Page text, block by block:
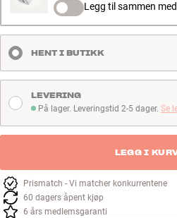
Legg til sammen
HENT I BUTIKK
På lager. Leveringstid 2-5 dager
På lager. Leveringstid 2-5 dager. Se
LEVERING
LEGG I
Prismatch - Vi matcher konkurrentene
60 dagers åpent kjøp
6 års medlemsgaranti